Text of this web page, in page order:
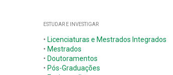
ESTUDAR E INVESTIGAR
• Licenciaturas e Mestrados Integrados
• Mestrados
• Doutoramentos
• Pós-Graduações